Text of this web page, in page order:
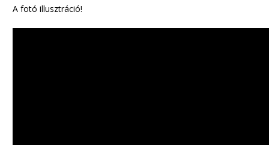
A fotó illusztráció!